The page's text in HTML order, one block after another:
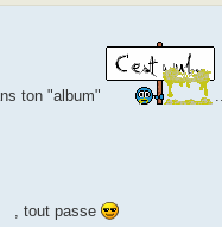
ton "album"
, tout passe